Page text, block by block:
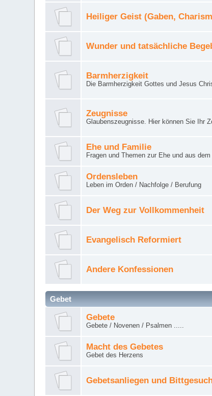
Heiliger Geist (Gaben,
Wunder und tatsächliche
Barmherzigkeit
Die Barmherzigkeit Gottes und Jesus
Zeugnisse
Glaubenszeugnisse. Hier können Sie Ihr
Ehe und Familie
Fragen und Themen zur Ehe und aus
Ordensleben
Leben im Orden / Nachfolge / Berufung
Der Weg zur Vollkommenheit
Evangelisch Reformiert
Andere Konfessionen
Gebet
Gebete
Gebete / Novenen / Psalmen .....
Macht des Gebetes
Gebet des Herzens
Gebetsanliegen und